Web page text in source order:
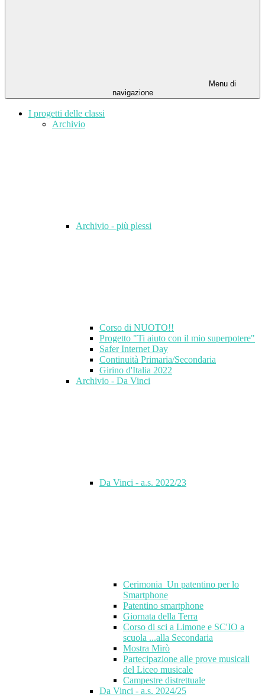
Menu di
navigazione
I progetti delle classi
Archivio
Archivio - più plessi
Corso di NUOTO!!
Progetto "Ti aiuto con il mio superpotere"
Safer Internet Day
Continuità Primaria/Secondaria
Girino d'Italia 2022
Archivio - Da Vinci
Da Vinci - a.s. 2022/23
Cerimonia_Un patentino per lo
Smartphone
Patentino smartphone
Giornata della Terra
Corso di sci a Limone e SC'IO a
scuola ...alla Secondaria
Mostra Mirò
Partecipazione alle prove musicali
del Liceo musicale
Campestre distrettuale
Da Vinci - a.s. 2024/25